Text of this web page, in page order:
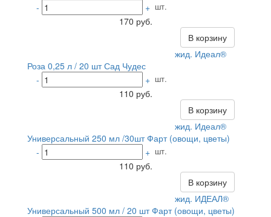
-
+ шт.
170 руб.
В корзину
жид. Идеал®
Роза 0,25 л / 20 шт Сад Чудес
-
+ шт.
110 руб.
В корзину
жид. Идеал®
Универсальный 250 мл /30шт Фарт (овощи, цветы)
-
+ шт.
110 руб.
В корзину
жид. ИДЕАЛ®
Универсальный 500 мл / 20 шт Фарт (овощи, цветы)